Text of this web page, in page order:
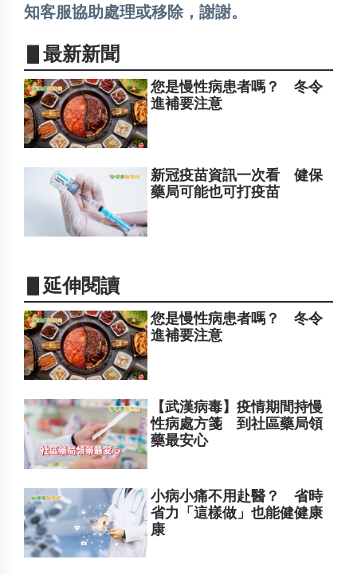
知客服協助處理或移除，謝謝。
▋最新新聞
您是慢性病患者嗎？ 冬令
進補要注意
新冠疫苗資訊一次看 健保
藥局可能也可打疫苗
▋延伸閱讀
您是慢性病患者嗎？ 冬令
進補要注意
【武漢病毒】疫情期間持慢
性病處方箋 到社區藥局領
藥最安心
小病小痛不用赴醫？ 省時
省力「這樣做」也能健健康
康